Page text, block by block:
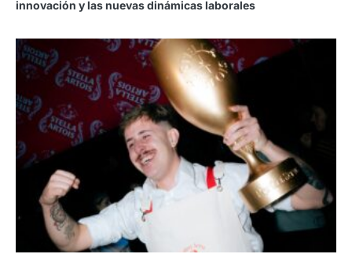
innovación y las nuevas dinámicas laborales